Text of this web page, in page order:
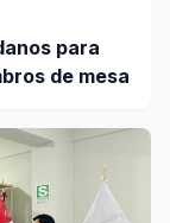
para
de mesa